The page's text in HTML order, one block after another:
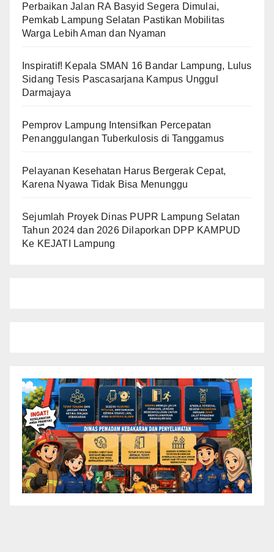
Perbaikan Jalan RA Basyid Segera Dimulai,
Pemkab Lampung Selatan Pastikan Mobilitas
Warga Lebih Aman dan Nyaman
Inspiratif! Kepala SMAN 16 Bandar Lampung, Lulus
Sidang Tesis Pascasarjana Kampus Unggul
Darmajaya
Pemprov Lampung Intensifkan Percepatan
Penanggulangan Tuberkulosis di Tanggamus
Pelayanan Kesehatan Harus Bergerak Cepat,
Karena Nyawa Tidak Bisa Menunggu
Sejumlah Proyek Dinas PUPR Lampung Selatan
Tahun 2024 dan 2026 Dilaporkan DPP KAMPUD
Ke KEJATI Lampung